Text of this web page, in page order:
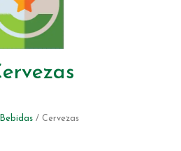
Bebidas / Cervezas